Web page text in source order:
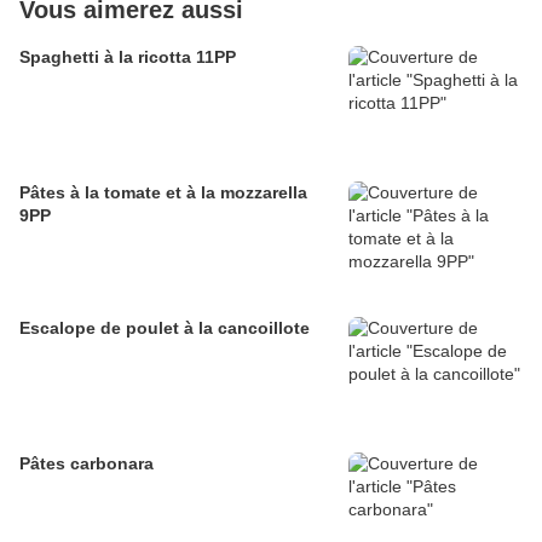
Vous aimerez aussi
Spaghetti à la ricotta 11PP
Pâtes à la tomate et à la mozzarella
9PP
Escalope de poulet à la cancoillote
Pâtes carbonara